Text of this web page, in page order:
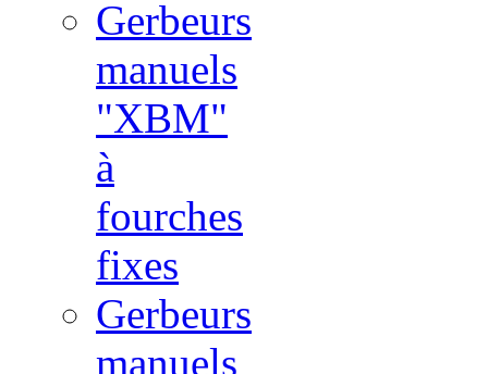
Gerbeurs
manuels
"XBM"
à
fourches
fixes
Gerbeurs
manuels